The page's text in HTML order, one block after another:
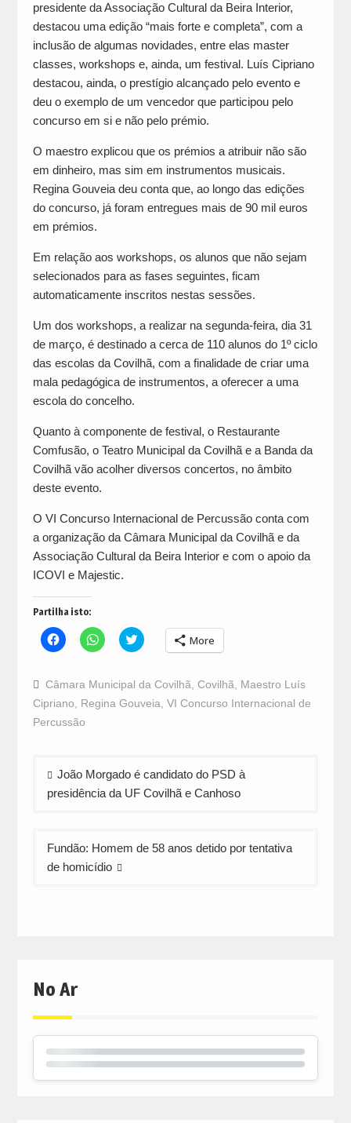
presidente da Associação Cultural da Beira Interior,
destacou uma edição “mais forte e completa”, com a
inclusão de algumas novidades, entre elas master
classes, workshops e, ainda, um festival. Luís Cipriano
destacou, ainda, o prestígio alcançado pelo evento e
deu o exemplo de um vencedor que participou pelo
concurso em si e não pelo prémio.
O maestro explicou que os prémios a atribuir não são
em dinheiro, mas sim em instrumentos musicais.
Regina Gouveia deu conta que, ao longo das edições
do concurso, já foram entregues mais de 90 mil euros
em prémios.
Em relação aos workshops, os alunos que não sejam
selecionados para as fases seguintes, ficam
automaticamente inscritos nestas sessões.
Um dos workshops, a realizar na segunda-feira, dia 31
de março, é destinado a cerca de 110 alunos do 1º ciclo
das escolas da Covilhã, com a finalidade de criar uma
mala pedagógica de instrumentos, a oferecer a uma
escola do concelho.
Quanto à componente de festival, o Restaurante
Comfusão, o Teatro Municipal da Covilhã e a Banda da
Covilhã vão acolher diversos concertos, no âmbito
deste evento.
O VI Concurso Internacional de Percussão conta com
a organização da Câmara Municipal da Covilhã e da
Associação Cultural da Beira Interior e com o apoio da
ICOVI e Majestic.
Partilha isto:
Click
to
Facebook
(Opens
in
new
window)
Click
to
WhatsApp
(Opens
in
new
Click
to
Twitter
(Opens
in
new
More
Câmara Municipal da Covilhã Covilhã
Maestro Luís
Cipriano
Regina Gouveia VI Concurso Internacional de
Percussão
Navegação
de
João Morgado é candidato do PSD à
presidência da UF Covilhã e Canhoso
Fundão: Homem de 58 anos detido por tentativa
de homicídio
No Ar